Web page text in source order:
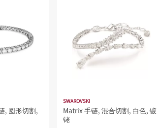
, 圆形切割,
SWAROVSKI
Matrix 手链, 混合切割, 白色, 镀
铑